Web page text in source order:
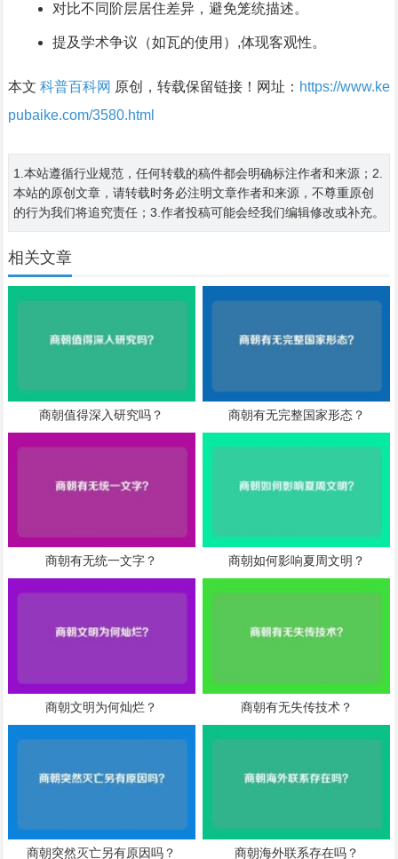
对比不同阶层居住差异，避免笼统描述。
提及学术争议（如瓦的使用）,体现客观性。
本文 科普百科网 原创，转载保留链接！网址： https://www.ke
pubaike.com/3580.html
1.本站遵循行业规范，任何转载的稿件都会明确标注作者和来源；2.
本站的原创文章，请转载时务必注明文章作者和来源，不尊重原创
的行为我们将追究责任；3.作者投稿可能会经我们编辑修改或补充。
相关文章
商朝值得深入研究吗？ 商朝有无完整国家形态？
商朝有无统一文字？ 商朝如何影响夏周文明？
商朝文明为何灿烂？ 商朝有无失传技术？
商朝突然灭亡另有原因吗？ 商朝海外联系存在吗？